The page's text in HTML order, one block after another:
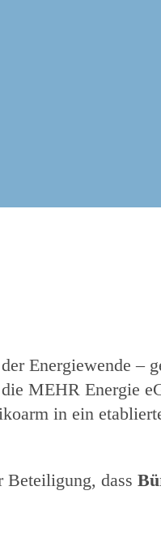
Energiewende –
MEHR Energie
in ein
Beteiligung, dass